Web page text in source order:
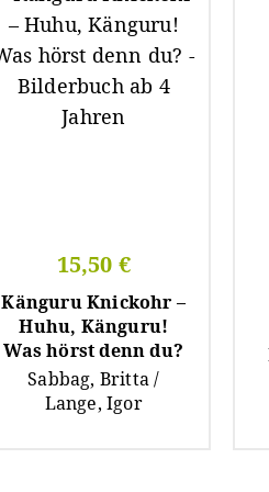
15,50 €
Känguru Knickohr –
Huhu, Känguru!
Was hörst denn du?
Sabbag, Britta /
Lange, Igor